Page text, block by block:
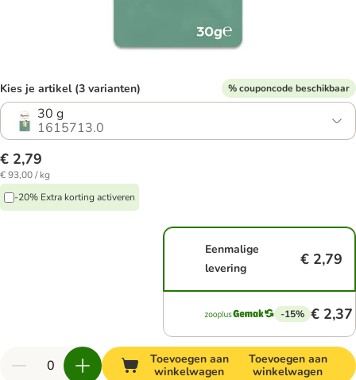
Kies je artikel (3 varianten) % couponcode beschikbaar
30 g
1615713.0
€ 2,79
€ 93,00 / kg
-20% Extra korting activeren
Eenmalige
levering
€ 2,79
-15% € 2,37
Toevoegen aan
winkelwagen
Toevoegen aan
winkelwagen